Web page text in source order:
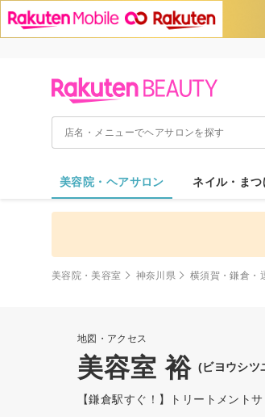
美容院・ヘアサロン ネイル・ま
美容院・美容室 神奈川県 横須賀・鎌倉・
地図・アクセス
美容室 裕 (ビヨウシツ
【鎌倉駅すぐ！】トリートメント